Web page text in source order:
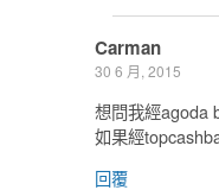
Carman
30 6 月, 2015
想問我經agoda
如果經
回覆